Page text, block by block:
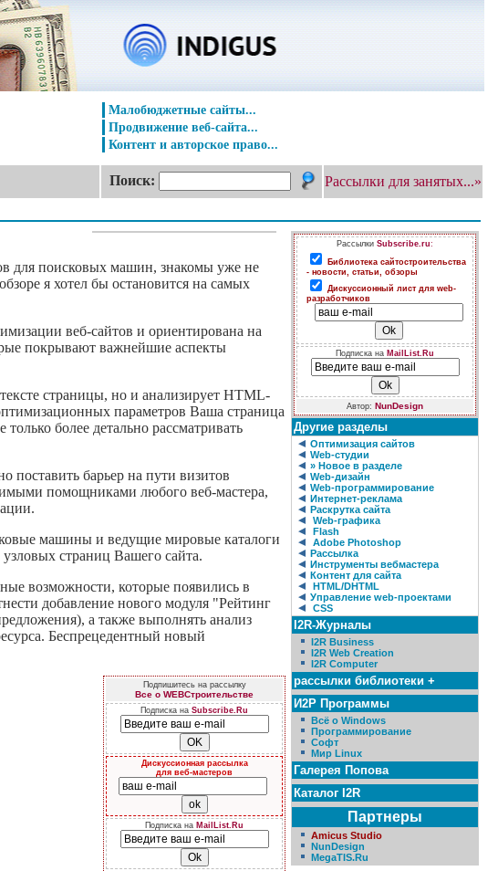
Малобюджетные сайты...
Продвижение веб-сайта...
Контент и авторское право...
Поиск: Рассылки для занятых...»
для поисковых машин, знакомы уже не
я хотел бы остановится на самых
веб-сайтов и ориентирована на
покрывают важнейшие аспекты
страницы, но и анализирует HTML-
параметров Ваша страница
более детально рассматривать
поставить барьер на пути визитов
помощниками любого веб-мастера,
машины и ведущие мировые каталоги
страниц Вашего сайта.
возможности, которые появились в
добавление нового модуля "Рейтинг
а также выполнять анализ
Беспрецедентный новый
Подпишитесь на рассылку
Все о WEBСтроительстве
Подписка на Subscribe.Ru
Дискуссионная рассылка
для веб-мастеров
Подписка на MailList.Ru
Рассылки Subscribe.ru:
Библиотека сайтостроительства
- новости, статьи, обзоры
Дискуссионный лист для web-
разработчиков
Подписка на MailList.Ru
Автор: NunDesign
Другие разделы
Оптимизация сайтов
Web-студии
» Новое в разделе
Web-дизайн
Web-программирование
Интернет-реклама
Раскрутка сайта
Web-графика
Flash
Adobe Photoshop
Рассылка
Инструменты вебмастера
Контент для сайта
HTML/DHTML
Управление web-проектами
CSS
I2R-Журналы
I2R Business
I2R Web Creation
I2R Computer
рассылки библиотеки +
И2Р Программы
Всё о Windows
Программирование
Софт
Мир Linux
Галерея Попова
Каталог I2R
Партнеры
Amicus Studio
NunDesign
MegaTIS.Ru